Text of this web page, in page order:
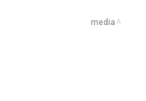
media